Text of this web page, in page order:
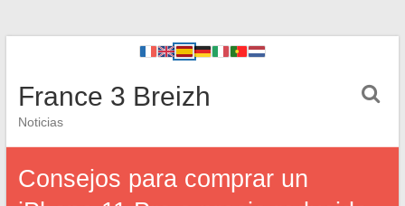
France 3 Breizh
Noticias
Consejos para comprar un